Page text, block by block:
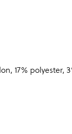
17% polyester,